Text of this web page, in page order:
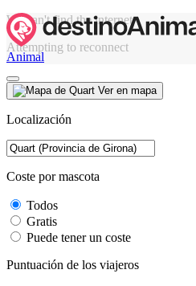
Animal
We can't find the internet
Attempting to reconnect
Ver en mapa
Localización
Coste por mascota
Todos
Gratis
Puede tener un coste
Puntuación de los viajeros